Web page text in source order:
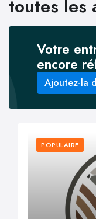
toutes les
Votre
encore
Ajoutez-la
POPULAIRE